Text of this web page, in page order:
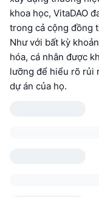
khoa học, VitaDAO
trong cả cộng đồng
Như với bất kỳ
hóa, cá nhân được
lưỡng để hiểu rõ rủi
dự án của họ.